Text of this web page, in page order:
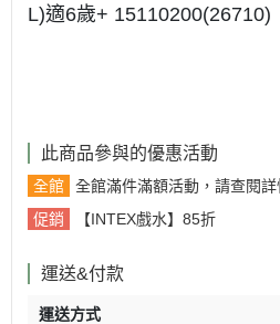
L)適6歲+ 15110200(26710)
此商品參與的優惠活動
全館
全館滿件滿額活動，請查閱詳
促銷
【INTEX戲水】85折
運送&付款
運送方式